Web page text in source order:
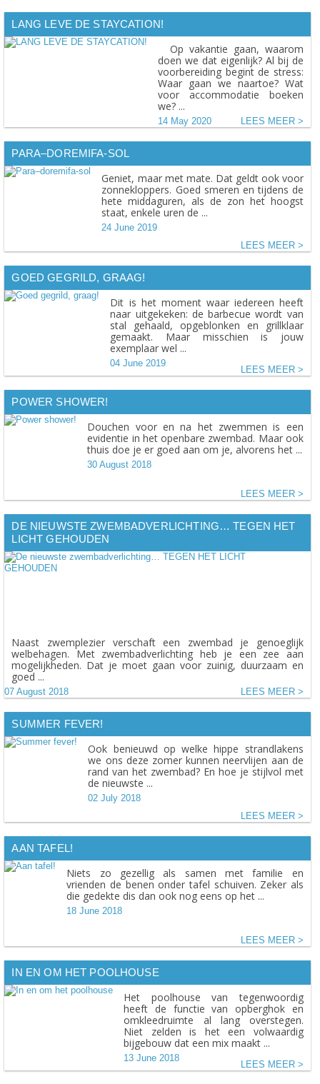
LANG LEVE DE STAYCATION!
Op vakantie gaan, waarom
doen we dat eigenlijk? Al bij de
voorbereiding begint de stress:
Waar gaan we naartoe? Wat
voor accommodatie boeken
we? ...
14 May 2020 LEES MEER
PARA–DOREMIFA-SOL
Geniet, maar met mate. Dat geldt ook voor
zonnekloppers. Goed smeren en tijdens de
hete middaguren, als de zon het hoogst
staat, enkele uren de ...
24 June 2019
LEES MEER
GOED GEGRILD, GRAAG!
Dit is het moment waar iedereen heeft
naar uitgekeken: de barbecue wordt van
stal gehaald, opgeblonken en grillklaar
gemaakt. Maar misschien is jouw
exemplaar wel ...
04 June 2019
LEES MEER
POWER SHOWER!
Douchen voor en na het zwemmen is een
evidentie in het openbare zwembad. Maar ook
thuis doe je er goed aan om je, alvorens het ...
30 August 2018
LEES MEER
DE NIEUWSTE ZWEMBADVERLICHTING… TEGEN HET
LICHT GEHOUDEN
Naast zwemplezier verschaft een zwembad je genoeglijk
welbehagen. Met zwembadverlichting heb je een zee aan
mogelijkheden. Dat je moet gaan voor zuinig, duurzaam en
goed ...
07 August 2018 LEES MEER
SUMMER FEVER!
Ook benieuwd op welke hippe strandlakens
we ons deze zomer kunnen neervlijen aan de
rand van het zwembad? En hoe je stijlvol met
de nieuwste ...
02 July 2018
LEES MEER
AAN TAFEL!
Niets zo gezellig als samen met familie en
vrienden de benen onder tafel schuiven. Zeker als
die gedekte dis dan ook nog eens op het ...
18 June 2018
LEES MEER
IN EN OM HET POOLHOUSE
Het poolhouse van tegenwoordig
heeft de functie van opberghok en
omkleedruimte al lang overstegen.
Niet zelden is het een volwaardig
bijgebouw dat een mix maakt ...
13 June 2018
LEES MEER